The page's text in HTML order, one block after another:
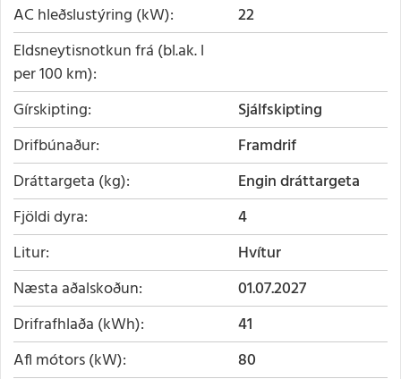
AC hleðslustýring (kW)
22
Eldsneytisnotkun frá (bl.ak. l
per 100 km)
Gírskipting
Sjálfskipting
Drifbúnaður
Framdrif
Dráttargeta (kg)
Engin dráttargeta
Fjöldi dyra
4
Litur
Hvítur
Næsta aðalskoðun
01.07.2027
Drifrafhlaða (kWh)
41
Afl mótors (kW)
80